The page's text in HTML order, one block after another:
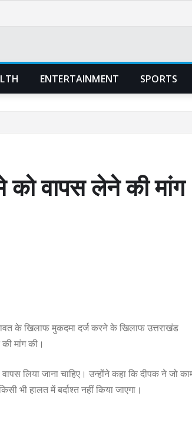
ENTERTAINMENT SPORTS
को वापस लेने की मांग
के खिलाफ मुकदमा दर्ज करने के खिलाफ उत्तराखंड
मांग की।
लिया जाना चाहिए। उन्होंने कहा कि दीपक ने जो
भी हालत में बर्दाश्त नहीं किया जाएगा।